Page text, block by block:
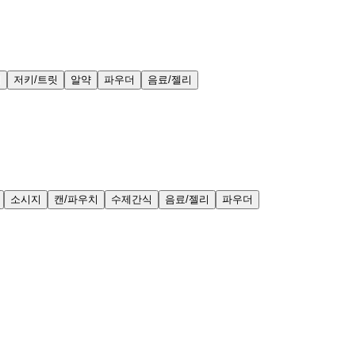
저키/트릿 알약 파우더 음료/젤리
소시지 캔/파우치 수제간식 음료/젤리 파우더